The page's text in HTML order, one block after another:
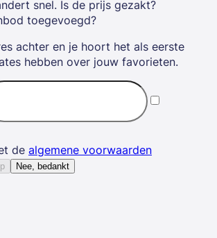
snel. Is de prijs gezakt?
toegevoegd?
achter en je hoort het als eerste
hebben over jouw favorieten.
de algemene voorwaarden
Nee, bedankt